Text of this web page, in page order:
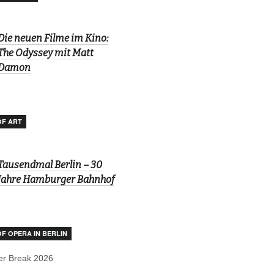
neuen Filme im Kino:
Odyssey mit Matt
ART
Berlin – 30
Hamburger Bahnhof
OPERA IN BERLIN
Break 2026